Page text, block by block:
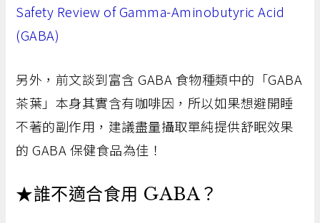
Safety Review of Gamma-Aminobutyric Acid
(GABA)
另外，前文談到富含 GABA 食物種類中的「GABA
茶葉」本身其實含有咖啡因，所以如果想避開睡
不著的副作用，建議盡量攝取單純提供舒眠效果
的 GABA 保健食品為佳！
★誰不適合食用 GABA？